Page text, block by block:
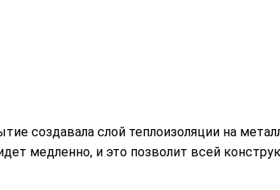
создавала слой теплоизоляции на
медленно, и это позволит всей